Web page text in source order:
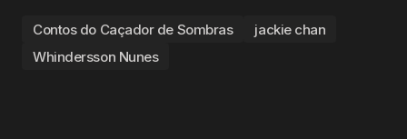
Contos do Caçador de Sombras
jackie chan
Whindersson Nunes